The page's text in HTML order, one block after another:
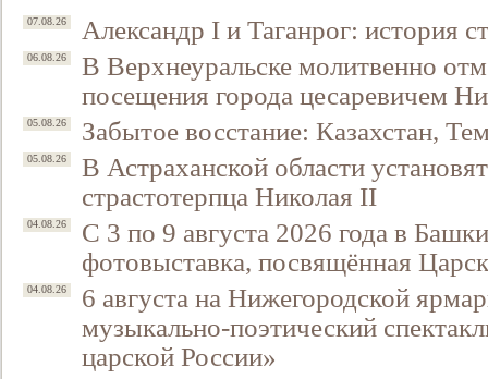
07.08.26 Александр I и Таганрог: история
06.08.26
В Верхнеуральске молитвенно
посещения города цесаревичем
05.08.26 Забытое восстание: Казахстан,
05.08.26
В Астраханской области
страстотерпца Николая II
04.08.26
С 3 по 9 августа 2026 года в
фотовыставка, посвящённая
04.08.26
6 августа на Нижегородской
музыкально-поэтический
царской России»